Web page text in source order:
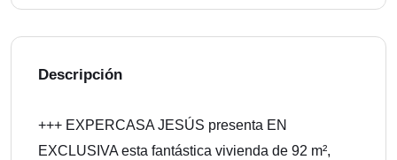
Descripción
+++ EXPERCASA JESÚS presenta EN
EXCLUSIVA esta fantástica vivienda de 92 m²,